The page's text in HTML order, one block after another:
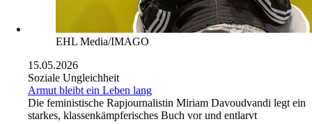
EHL Media/IMAGO
15.05.2026
Soziale Ungleichheit
Armut bleibt ein Leben lang
Die feministische Rapjournalistin Miriam Davoudvandi legt ein
starkes, klassenkämpferisches Buch vor und entlarvt